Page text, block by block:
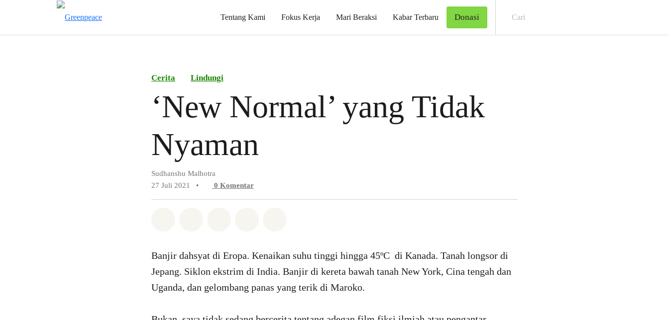
Tentang Kami Fokus Kerja Mari Beraksi Kabar Terbaru Donasi
Cerita Lindungi
‘New Normal’ yang Tidak
Nyaman
Sudhanshu Malhotra
27 Juli 2021
• 0 Komentar
Banjir dahsyat di Eropa. Kenaikan suhu tinggi hingga 45ºC di Kanada. Tanah longsor di
Jepang. Siklon ekstrim di India. Banjir di kereta bawah tanah New York, Cina tengah dan
Uganda, dan gelombang panas yang terik di Maroko.